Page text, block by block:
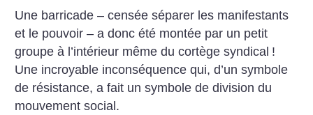
Une barricade – censée séparer les manifestants
et le pouvoir – a donc été montée par un petit
groupe à l’intérieur même du cortège syndical !
Une incroyable inconséquence qui, d’un symbole
de résistance, a fait un symbole de division du
mouvement social.